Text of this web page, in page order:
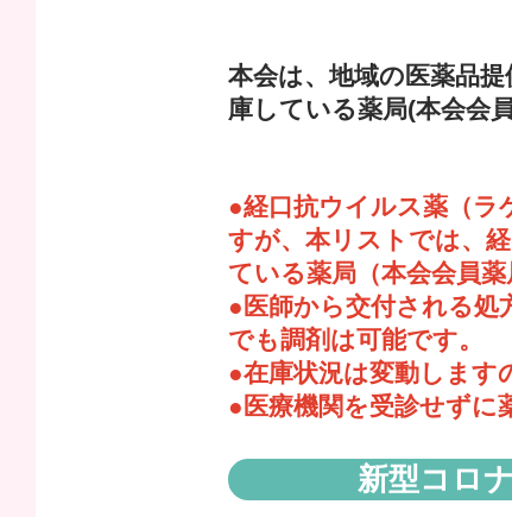
本会は、地域の医薬品
庫している薬局(本会会
●経口抗ウイルス薬（ラ
すが、本リストでは、
ている薬局（本会会員
●医師から交付される処
でも調剤は可能です。
●在庫状況は変動します
●医療機関を受診せずに
新型コロ